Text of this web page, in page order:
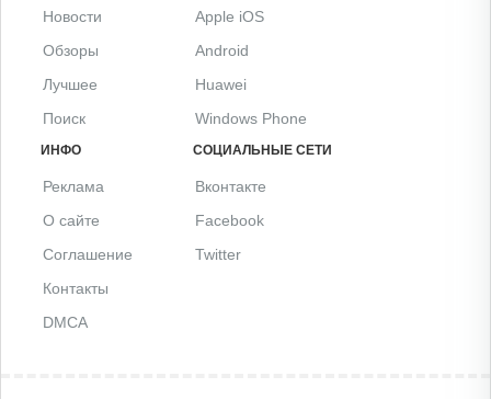
Новости
Обзоры
Лучшее
Поиск
Apple iOS
Android
Huawei
Windows Phone
ИНФО
Реклама
О сайте
Соглашение
Контакты
DMCA
СОЦИАЛЬНЫЕ СЕТИ
Вконтакте
Facebook
Twitter